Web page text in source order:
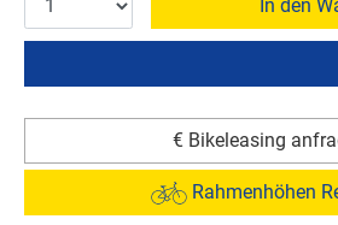
In den
€ Bikeleasing
Rahmenhöhen